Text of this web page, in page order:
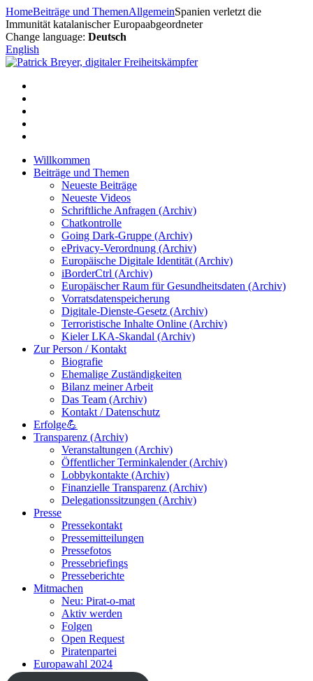
Zum
Inhalt
springen
HomeBeiträge und ThemenAllgemeinSpanien verletzt die
Immunität katalanischer Europaabgeordneter
Change language: Deutsch
English
Willkommen
Beiträge und Themen
Neueste Beiträge
Neueste Videos
Schriftliche Anfragen (Archiv)
Chatkontrolle
Going Dark-Gruppe (Archiv)
ePrivacy-Verordnung (Archiv)
Europäische Digitale Identität (Archiv)
iBorderCtrl (Archiv)
Europäischer Raum für Gesundheitsdaten (Archiv)
Vorratsdatenspeicherung
Digitale-Dienste-Gesetz (Archiv)
Terroristische Inhalte Online (Archiv)
Kieler LKA-Skandal (Archiv)
Zur Person / Kontakt
Biografie
Ehemalige Zuständigkeiten
Bilanz meiner Arbeit
Das Team (Archiv)
Kontakt / Datenschutz
Erfolge💪
Transparenz (Archiv)
Veranstaltungen (Archiv)
Öffentlicher Terminkalender (Archiv)
Lobbykontakte (Archiv)
Finanzielle Transparenz (Archiv)
Delegationssitzungen (Archiv)
Presse
Pressekontakt
Pressemitteilungen
Pressefotos
Pressebriefings
Presseberichte
Mitmachen
Neu: Pirat-o-mat
Aktiv werden
Folgen
Open Request
Piratenpartei
Europawahl 2024